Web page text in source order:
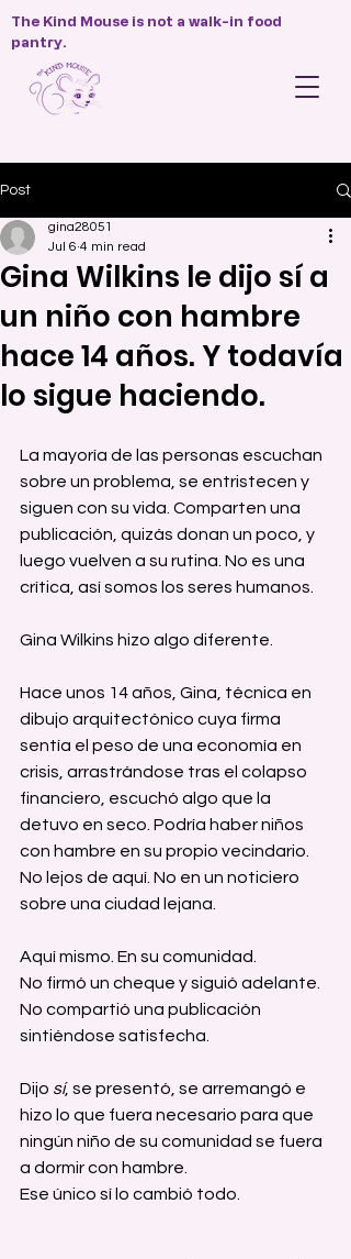
The Kind Mouse is not a walk-in food
pantry.
Post
Gina Wilkins le dijo sí a
un niño con hambre
hace 14 años. Y todavía
lo sigue haciendo.
gina28051
Jul 6 4 min read
La mayoría de las personas escuchan
sobre un problema, se entristecen y
siguen con su vida. Comparten una
publicación, quizás donan un poco, y
luego vuelven a su rutina. No es una
crítica, así somos los seres humanos.
Gina Wilkins hizo algo diferente.
Hace unos 14 años, Gina, técnica en
dibujo arquitectónico cuya firma
sentía el peso de una economía en
crisis, arrastrándose tras el colapso
financiero, escuchó algo que la
detuvo en seco. Podría haber niños
con hambre en su propio vecindario.
No lejos de aquí. No en un noticiero
sobre una ciudad lejana.
Aquí mismo. En su comunidad.
No firmó un cheque y siguió adelante.
No compartió una publicación
sintiéndose satisfecha.
Dijo sí, se presentó, se arremangó e
hizo lo que fuera necesario para que
ningún niño de su comunidad se fuera
a dormir con hambre.
Ese único sí lo cambió todo.